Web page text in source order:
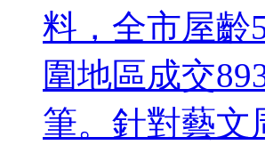
料，全市屋齡
圍地區成交
筆。針對藝文